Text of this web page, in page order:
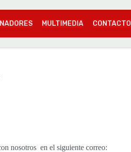
MULTIMEDIA CONTACTO
nosotros en el siguiente correo: